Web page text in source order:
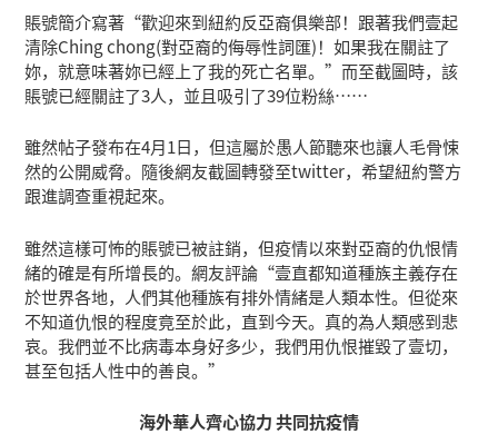
賬號簡介寫著“歡迎來到紐約反亞裔俱樂部！跟著我們壹起
清除Ching chong(對亞裔的侮辱性詞匯)！如果我在關註了
妳，就意味著妳已經上了我的死亡名單。”而至截圖時，該
賬號已經關註了3人，並且吸引了39位粉絲……
雖然帖子發布在4月1日，但這屬於愚人節聽來也讓人毛骨悚
然的公開威脅。隨後網友截圖轉發至twitter，希望紐約警方
跟進調查重視起來。
雖然這樣可怖的賬號已被註銷，但疫情以來對亞裔的仇恨情
緒的確是有所增長的。網友評論“壹直都知道種族主義存在
於世界各地，人們其他種族有排外情緒是人類本性。但從來
不知道仇恨的程度竟至於此，直到今天。真的為人類感到悲
哀。我們並不比病毒本身好多少，我們用仇恨摧毀了壹切，
甚至包括人性中的善良。”
海外華人齊心協力 共同抗疫情